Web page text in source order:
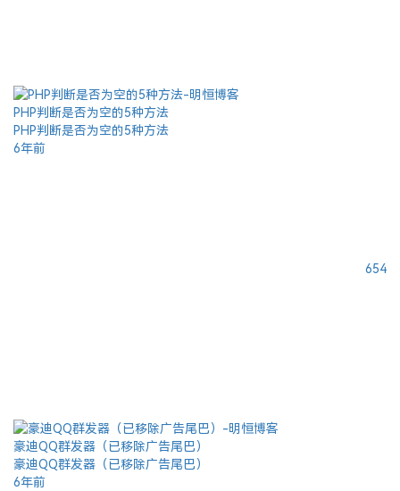
PHP判断是否为空的5种方法
PHP判断是否为空的5种方法
6年前
654
豪迪QQ群发器（已移除广告尾巴）
豪迪QQ群发器（已移除广告尾巴）
6年前